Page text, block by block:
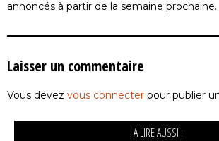
annoncés à partir de la semaine prochaine.
Laisser un commentaire
Vous devez vous connecter pour publier
A LIRE AUSSI :